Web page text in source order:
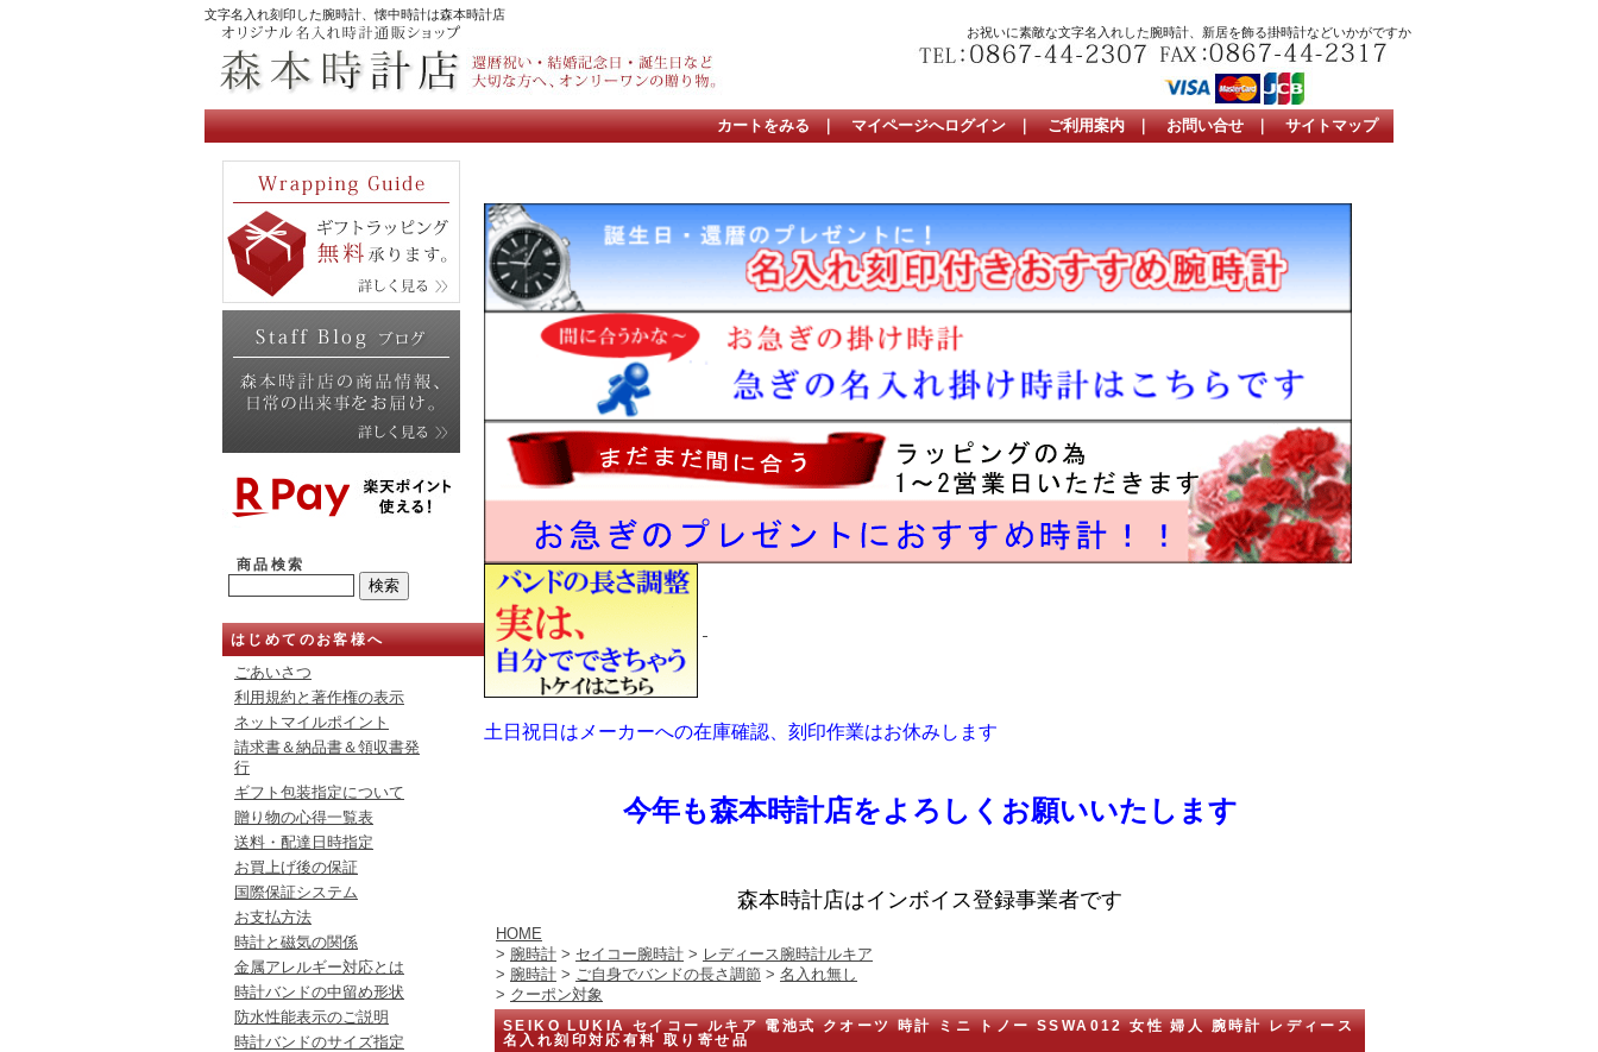
文字名入れ刻印した腕時計、懐中時計は森本時計店
お祝いに素敵な文字名入れした腕時計、新居を飾る掛時計などいかがですか
カートをみる ｜ マイページへログイン ｜ ご利用案内 ｜ お問い合せ ｜ サイトマップ
商品検索
はじめてのお客様へ
ごあいさつ
利用規約と著作権の表示
ネットマイルポイント
請求書＆納品書＆領収書発
行
ギフト包装指定について
贈り物の心得一覧表
送料・配達日時指定
お買上げ後の保証
国際保証システム
お支払方法
時計と磁気の関係
金属アレルギー対応とは
時計バンドの中留め形状
防水性能表示のご説明
時計バンドのサイズ指定
土日祝日はメーカーへの在庫確認、刻印作業はお休みします
今年も森本時計店をよろしくお願いいたします
森本時計店はインボイス登録事業者です
HOME
> 腕時計 > セイコー腕時計 > レディース腕時計ルキア
> 腕時計 > ご自身でバンドの長さ調節 > 名入れ無し
> クーポン対象
SEIKO LUKIA セイコー ルキア 電池式 クオーツ 時計 ミニ トノー SSWA012 女性 婦人 腕時計 レディース
名入れ刻印対応有料 取り寄せ品